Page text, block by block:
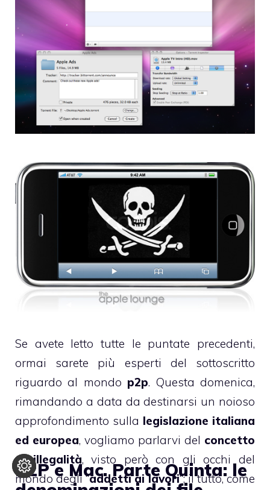
Se avete letto tutte le puntate precedenti,
ormai sarete più esperti del sottoscritto
riguardo al mondo p2p. Questa domenica,
rimandando a data da destinarsi un noioso
approfondimento sulla legislazione italiana
ed europea, vogliamo parlarvi del concetto
di illegalità, visto però con gli occhi del
mondo degli “addetti ai lavori“: il tutto, come
P2P e Mac. Parte Quinta: le